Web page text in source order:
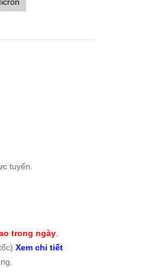
tuyến.
trong ngày
Xem chi tiết